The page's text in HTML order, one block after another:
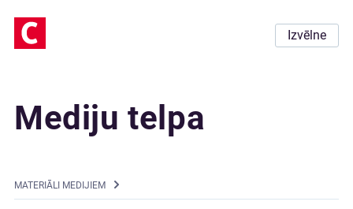
Izvēlne
Mediju telpa
MATERIĀLI MEDIJIEM